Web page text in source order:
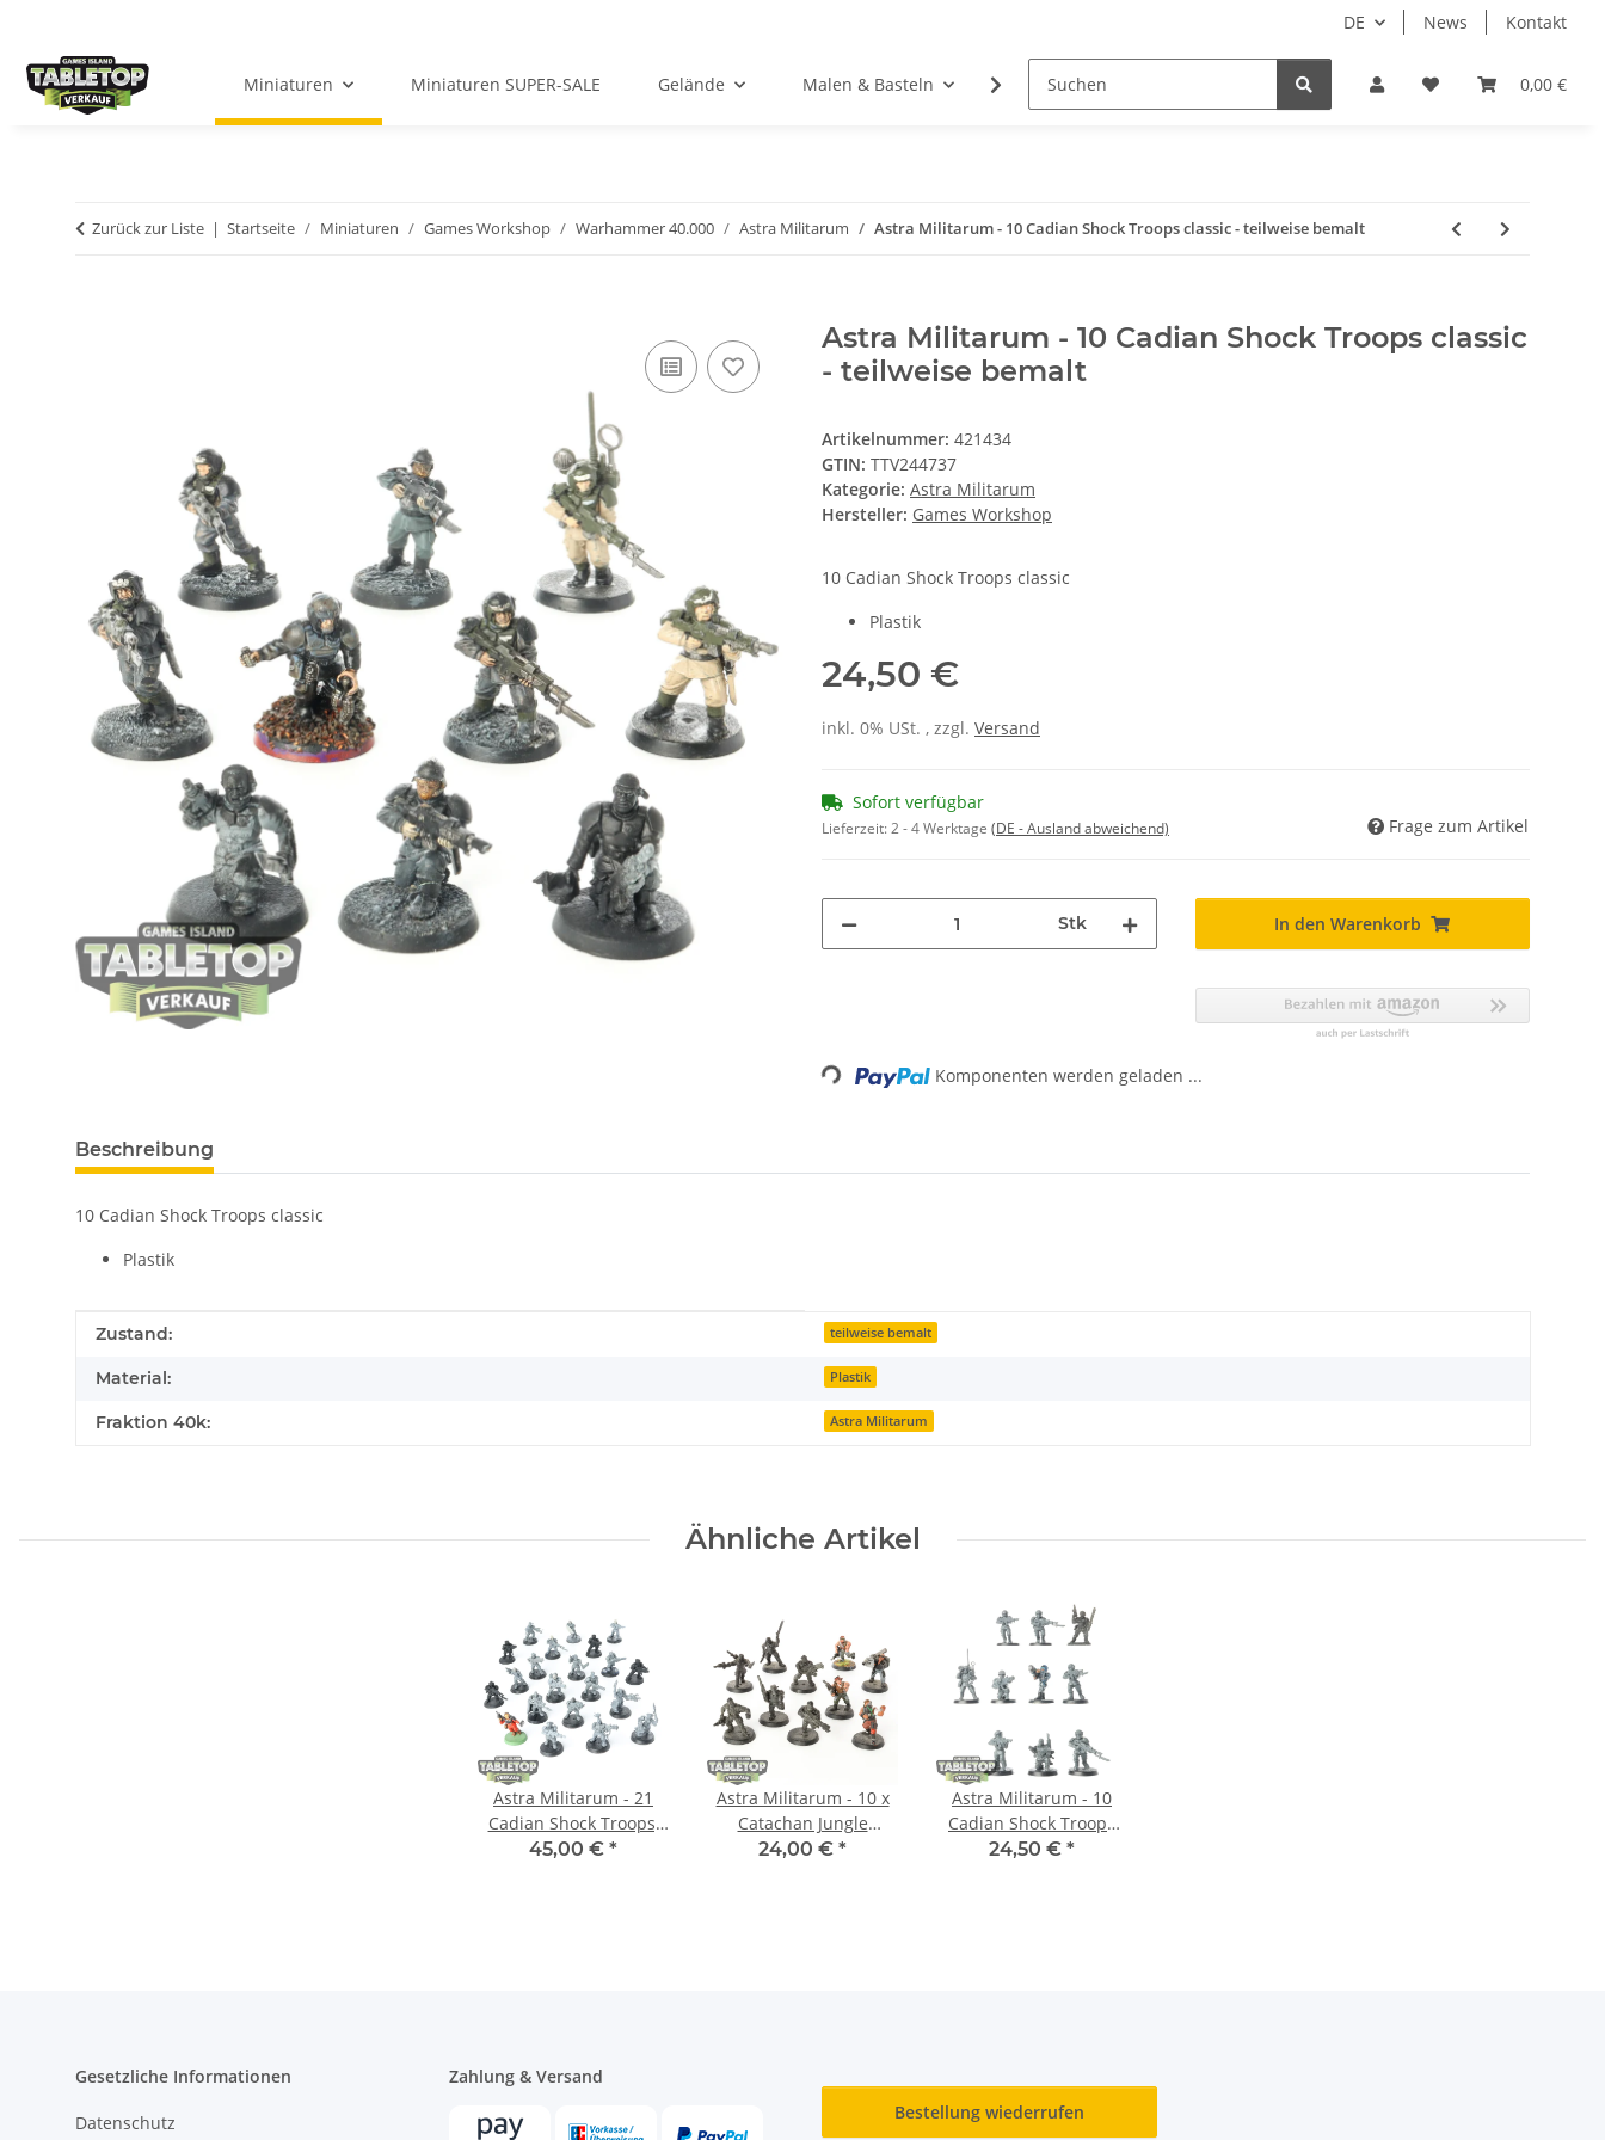
DE News Kontakt
0,00 €
Miniaturen Miniaturen SUPER-SALE Gelände Malen & Basteln Rollenspiele Tabletop Zubehör Hersteller
Zurück zur Liste Startseite Miniaturen Games Workshop Warhammer 40.000 Astra Militarum Astra Militarum - 10 Cadian Shock Troops classic - teilweise bemalt
Astra Militarum - 10 Cadian Shock Troops classic
- teilweise bemalt
Artikelnummer: 421434
GTIN: TTV244737
Kategorie: Astra Militarum
Hersteller: Games Workshop
10 Cadian Shock Troops classic
Plastik
24,50 €
inkl. 0% USt. , zzgl. Versand
Sofort verfügbar
Lieferzeit:2 - 4 Werktage (DE - Ausland abweichend) Frage zum Artikel
Stk In den Warenkorb
Loading... Komponenten werden geladen ...
Beschreibung
10 Cadian Shock Troops classic
Plastik
Produkteigenschaft
Wert
Zustand: teilweise bemalt
Material: Plastik
Fraktion 40k: Astra Militarum
Ähnliche Artikel
Astra Militarum - 21
Cadian Shock Troops,
klassisch - teilweise
45,00 € *
Astra Militarum - 10 x
Catachan Jungle
Fighters - teilweise
24,00 € *
Astra Militarum - 10
Cadian Shock Troops
classic - teilweise
24,50 € *
Gesetzliche Informationen
Datenschutz
Zahlung & Versand
Bestellung wiederrufen